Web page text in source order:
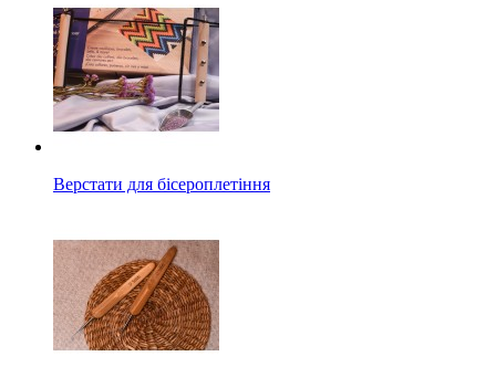
Верстати для бісероплетіння